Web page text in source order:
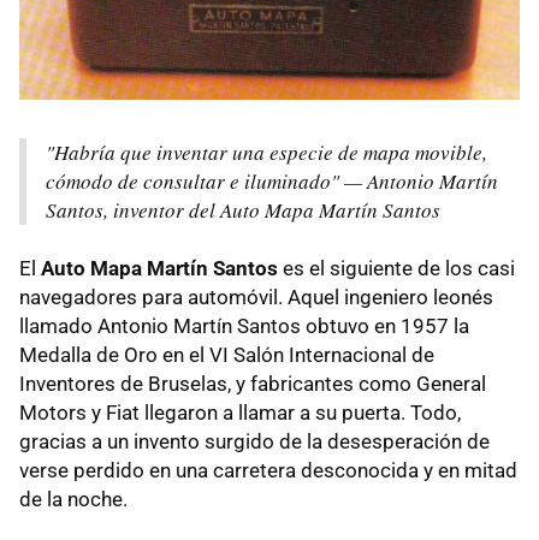
"Habría que inventar una especie de mapa movible,
cómodo de consultar e iluminado" — Antonio Martín
Santos, inventor del Auto Mapa Martín Santos
El Auto Mapa Martín Santos es el siguiente de los casi
navegadores para automóvil. Aquel ingeniero leonés
llamado Antonio Martín Santos obtuvo en 1957 la
Medalla de Oro en el VI Salón Internacional de
Inventores de Bruselas, y fabricantes como General
Motors y Fiat llegaron a llamar a su puerta. Todo,
gracias a un invento surgido de la desesperación de
verse perdido en una carretera desconocida y en mitad
de la noche.